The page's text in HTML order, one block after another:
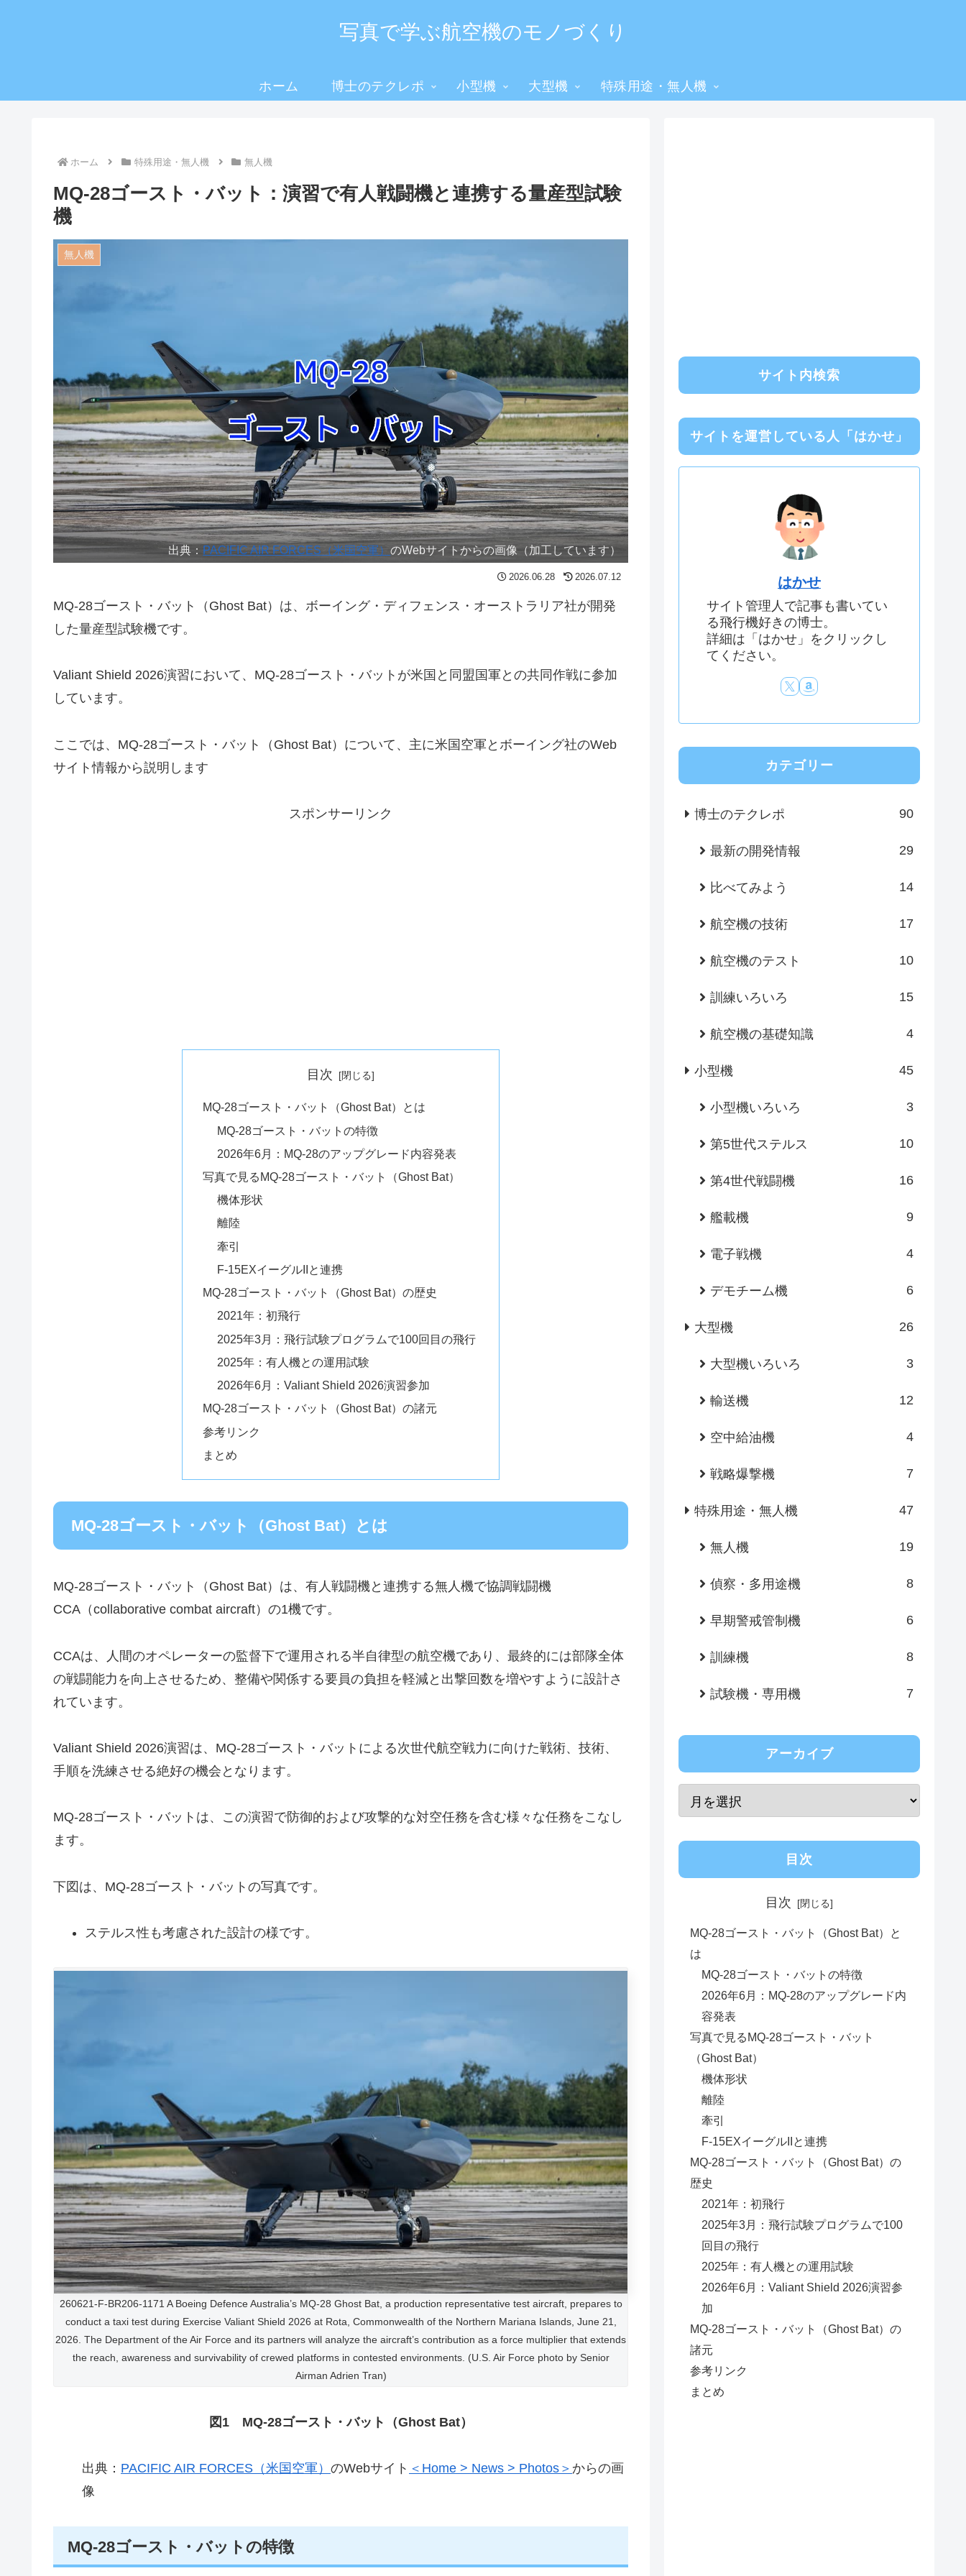
写真で学ぶ航空機のモノづくり
ホーム 博士のテクレポ 小型機 大型機 特殊用途・無人機
ホーム 特殊用途・無人機 無人機
MQ-28ゴースト・バット：演習で有人戦闘機と連携する量産型試験
機
無人機
出典： PACIFIC AIR FORCES（米国空軍）のWebサイトからの画像（加工しています）
2026.06.28 2026.07.12
MQ-28ゴースト・バット（Ghost Bat）は、ボーイング・ディフェンス・オーストラリア社が開発
した量産型試験機です。
Valiant Shield 2026演習において、MQ-28ゴースト・バットが米国と同盟国軍との共同作戦に参加
しています。
ここでは、MQ-28ゴースト・バット（Ghost Bat）について、主に米国空軍とボーイング社のWeb
サイト情報から説明します
スポンサーリンク
目次
MQ-28ゴースト・バット（Ghost Bat）とは
MQ-28ゴースト・バットの特徴
2026年6月：MQ-28のアップグレード内容発表
写真で見るMQ-28ゴースト・バット（Ghost Bat）
機体形状
離陸
牽引
F-15EXイーグルIIと連携
MQ-28ゴースト・バット（Ghost Bat）の歴史
2021年：初飛行
2025年3月：飛行試験プログラムで100回目の飛行
2025年：有人機との運用試験
2026年6月：Valiant Shield 2026演習参加
MQ-28ゴースト・バット（Ghost Bat）の諸元
参考リンク
まとめ
MQ-28ゴースト・バット（Ghost Bat）とは
MQ-28ゴースト・バット（Ghost Bat）は、有人戦闘機と連携する無人機で協調戦闘機
CCA（collaborative combat aircraft）の1機です。
CCAは、人間のオペレーターの監督下で運用される半自律型の航空機であり、最終的には部隊全体
の戦闘能力を向上させるため、整備や関係する要員の負担を軽減と出撃回数を増やすように設計さ
れています。
Valiant Shield 2026演習は、MQ-28ゴースト・バットによる次世代航空戦力に向けた戦術、技術、
手順を洗練させる絶好の機会となります。
MQ-28ゴースト・バットは、この演習で防御的および攻撃的な対空任務を含む様々な任務をこなし
ます。
下図は、MQ-28ゴースト・バットの写真です。
ステルス性も考慮された設計の様です。
260621-F-BR206-1171 A Boeing Defence Australia’s MQ-28 Ghost Bat, a production representative test aircraft, prepares to
conduct a taxi test during Exercise Valiant Shield 2026 at Rota, Commonwealth of the Northern Mariana Islands, June 21,
2026. The Department of the Air Force and its partners will analyze the aircraft’s contribution as a force multiplier that extends
the reach, awareness and survivability of crewed platforms in contested environments. (U.S. Air Force photo by Senior
Airman Adrien Tran)
図1 MQ-28ゴースト・バット（Ghost Bat）
出典： PACIFIC AIR FORCES（米国空軍） のWebサイト ＜Home > News > Photos＞ からの画
像
MQ-28ゴースト・バットの特徴
サイト内検索
サイトを運営している人「はかせ」
はかせ
サイト管理人で記事も書いてい
る飛行機好きの博士。
詳細は「はかせ」をクリックし
てください。
カテゴリー
博士のテクレポ 90
最新の開発情報 29
比べてみよう 14
航空機の技術 17
航空機のテスト 10
訓練いろいろ 15
航空機の基礎知識 4
小型機 45
小型機いろいろ 3
第5世代ステルス 10
第4世代戦闘機 16
艦載機 9
電子戦機 4
デモチーム機 6
大型機 26
大型機いろいろ 3
輸送機 12
空中給油機 4
戦略爆撃機 7
特殊用途・無人機 47
無人機 19
偵察・多用途機 8
早期警戒管制機 6
訓練機 8
試験機・専用機 7
アーカイブ
目次
目次
MQ-28ゴースト・バット（Ghost Bat）と
は
MQ-28ゴースト・バットの特徴
2026年6月：MQ-28のアップグレード内
容発表
写真で見るMQ-28ゴースト・バット
（Ghost Bat）
機体形状
離陸
牽引
F-15EXイーグルIIと連携
MQ-28ゴースト・バット（Ghost Bat）の
歴史
2021年：初飛行
2025年3月：飛行試験プログラムで100
回目の飛行
2025年：有人機との運用試験
2026年6月：Valiant Shield 2026演習参
加
MQ-28ゴースト・バット（Ghost Bat）の
諸元
参考リンク
まとめ